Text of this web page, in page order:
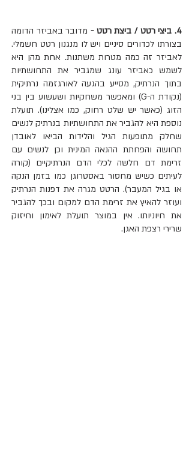
4. ביצי רטט / ביצת רטט -
שרירי רצפת האגן.